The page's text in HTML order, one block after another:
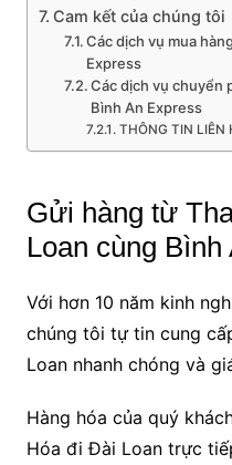
Cam kết của chúng tôi
Các dịch vụ mua
Express
Các dịch vụ chuyển
Bình An Express
THÔNG TIN LIÊN
Gửi hàng từ
Loan cùng Bình
Với hơn 10 năm kinh
chúng tôi tự tin cung
Loan nhanh chóng và
Hàng hóa của quý
Hóa đi Đài Loan trực